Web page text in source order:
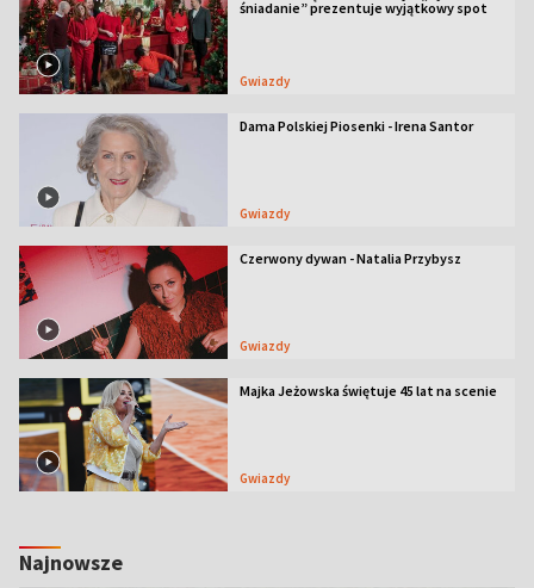
śniadanie” prezentuje wyjątkowy spot
Gwiazdy
Dama Polskiej Piosenki - Irena Santor
Gwiazdy
Czerwony dywan - Natalia Przybysz
Gwiazdy
Majka Jeżowska świętuje 45 lat na scenie
Gwiazdy
Najnowsze